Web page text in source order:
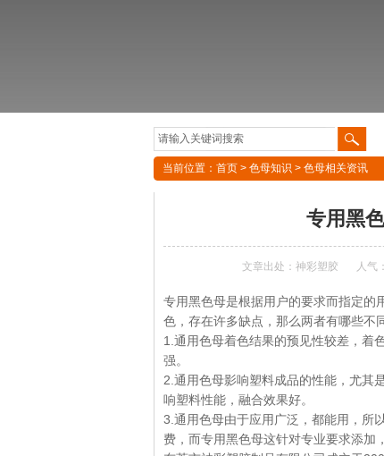
当前位置： 首页 > 色母知识 > 色母相关资讯
专用黑
文章出处：神彩塑胶 人气：
专用黑色母是根据用户的要求而指定的
色，存在许多缺点，那么两者有哪些不
1.通用色母着色结果的预见性较差，着
强。
2.通用色母影响塑料成品的性能，尤其
响塑料性能，融合效果好。
3.通用色母由于应用广泛，都能用，所
费，而专用黑色母这针对专业要求添加